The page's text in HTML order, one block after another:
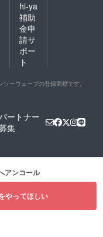
hi-ya
補助
金申
請サ
ポー
ト
ソーウェーブの登録商標です。
ートナー
集
アンコール
やってほしい